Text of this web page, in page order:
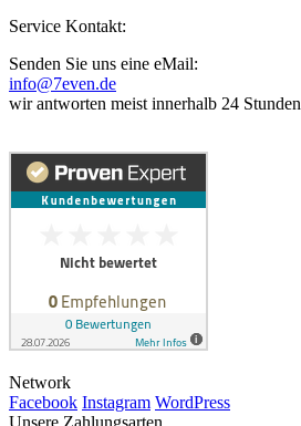
Service Kontakt:
Senden Sie uns eine eMail:
info@7even.de
wir antworten meist innerhalb 24 Stunden
Network
Facebook Instagram WordPress